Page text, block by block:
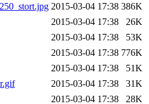
2015-03-04 17:38 386K
2015-03-04 17:38
26K
2015-03-04 17:38
53K
2015-03-04 17:38 776K
2015-03-04 17:38
51K
2015-03-04 17:38
31K
2015-03-04 17:38
28K